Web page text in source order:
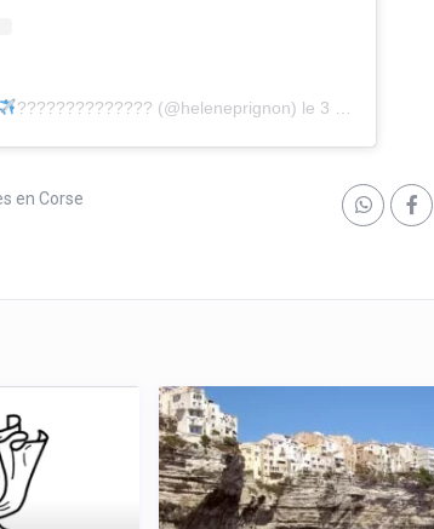
?????????????? (@heleneprignon) le 3 Sept. 2018 à 7 :29 PDT
en Corse